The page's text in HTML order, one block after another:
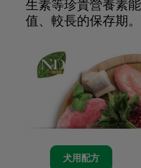
生素等珍貴營養素
值、較長的保存期。
犬用配方